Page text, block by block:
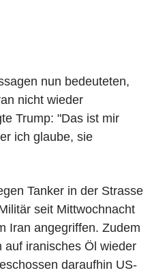
nun bedeuteten,
nicht wieder
Trump: "Das ist mir
ich glaube, sie
Tanker in der Strasse
seit Mittwochnacht
Iran angegriffen. Zudem
auf iranisches Öl wieder
daraufhin US-